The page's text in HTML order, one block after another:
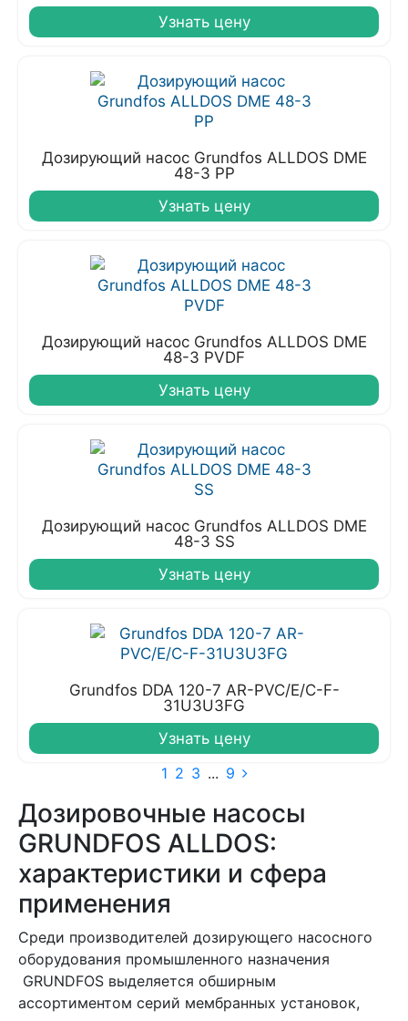
Узнать цену
Дозирующий насос Grundfos ALLDOS DME
48-3 PP
Узнать цену
Дозирующий насос Grundfos ALLDOS DME
48-3 PVDF
Узнать цену
Дозирующий насос Grundfos ALLDOS DME
48-3 SS
Узнать цену
Grundfos DDA 120-7 AR-PVC/E/C-F-
31U3U3FG
Узнать цену
1 2 3 ... 9
Дозировочные насосы
GRUNDFOS ALLDOS:
характеристики и сфера
применения
Среди производителей дозирующего насосного
оборудования промышленного назначения
GRUNDFOS выделяется обширным
ассортиментом серий мембранных установок,